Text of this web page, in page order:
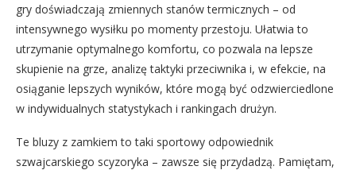
gry doświadczają zmiennych stanów termicznych – od
intensywnego wysiłku po momenty przestoju. Ułatwia to
utrzymanie optymalnego komfortu, co pozwala na lepsze
skupienie na grze, analizę taktyki przeciwnika i, w efekcie, na
osiąganie lepszych wyników, które mogą być odzwierciedlone
w indywidualnych statystykach i rankingach drużyn.
Te bluzy z zamkiem to taki sportowy odpowiednik
szwajcarskiego scyzoryka – zawsze się przydadzą. Pamiętam,